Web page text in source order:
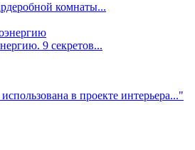
комнаты...
9 секретов...
в проекте интерьера..."